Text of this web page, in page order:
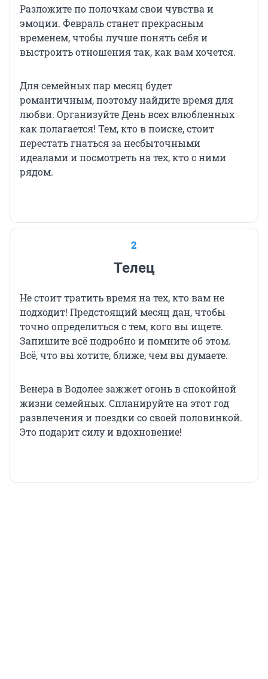
Разложите по полочкам свои чувства и
эмоции. Февраль станет прекрасным
временем, чтобы лучше понять себя и
выстроить отношения так, как вам хочется.
Для семейных пар месяц будет
романтичным, поэтому найдите время для
любви. Организуйте День всех влюбленных
как полагается! Тем, кто в поиске, стоит
перестать гнаться за несбыточными
идеалами и посмотреть на тех, кто с ними
рядом.
2
Телец
Не стоит тратить время на тех, кто вам не
подходит! Предстоящий месяц дан, чтобы
точно определиться с тем, кого вы ищете.
Запишите всё подробно и помните об этом.
Всё, что вы хотите, ближе, чем вы думаете.
Венера в Водолее зажжет огонь в спокойной
жизни семейных. Спланируйте на этот год
развлечения и поездки со своей половинкой.
Это подарит силу и вдохновение!